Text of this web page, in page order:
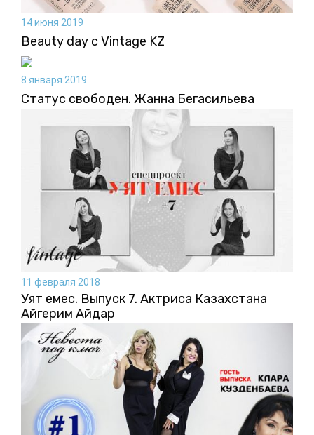
14 июня 2019
Beauty day с Vintage KZ
8 января 2019
Статус свободен. Жанна Бегасильева
11 февраля 2018
Уят емес. Выпуск 7. Актриса Казахстана
Айгерим Айдар